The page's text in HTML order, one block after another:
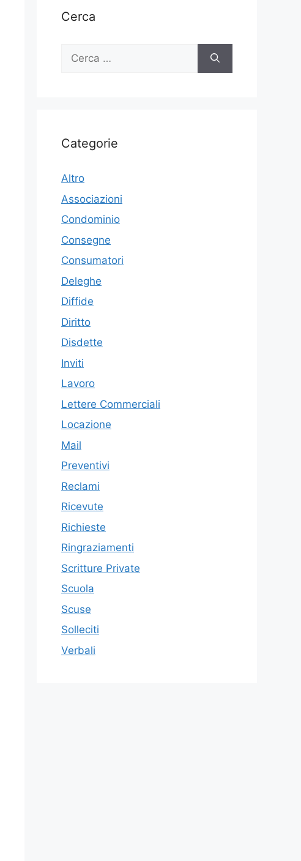
Cerca
Ricerca
Categorie
Altro
Associazioni
Condominio
Consegne
Consumatori
Deleghe
Diffide
Diritto
Disdette
Inviti
Lavoro
Lettere Commerciali
Locazione
Mail
Preventivi
Reclami
Ricevute
Richieste
Ringraziamenti
Scritture Private
Scuola
Scuse
Solleciti
Verbali